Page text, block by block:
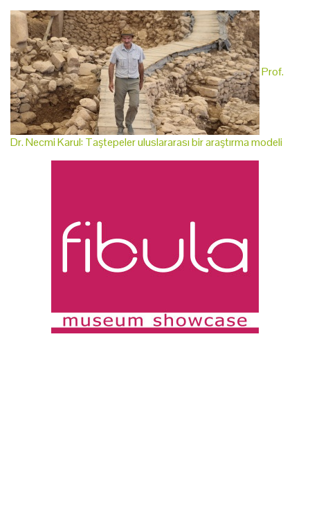
Prof.
Dr. Necmi Karul: Taştepeler uluslararası bir araştırma modeli